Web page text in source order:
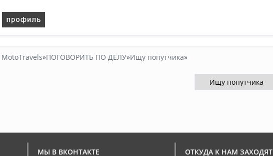
»ПОГОВОРИТЬ ПО ДЕЛУ»Ищу попутчика»
МЫ В ВКОНТАКТЕ ОТКУДА К НАМ ЗАХОДЯТ